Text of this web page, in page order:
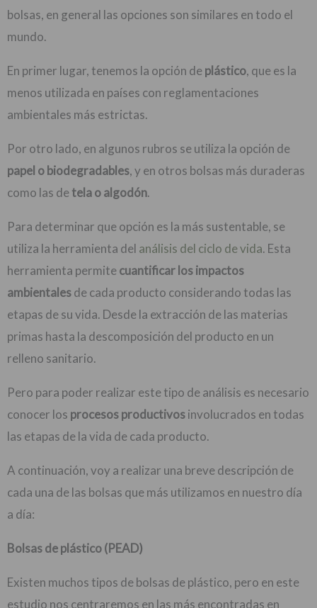
bolsas, en general las opciones son similares en todo el
mundo.
En primer lugar, tenemos la opción deplástico, que es la
menos utilizada en países con reglamentaciones
ambientales más estrictas.
Por otro lado, en algunos rubros se utiliza la opción de
papel o biodegradables, y en otros bolsas más duraderas
como las detela o algodón.
Para determinar que opción es la más sustentable, se
utiliza la herramienta del análisis del ciclo de vida. Esta
herramienta permitecuantificar los impactos
ambientalesde cada producto considerando todas las
etapas de su vida. Desde la extracción de las materias
primas hasta la descomposición del producto en un
relleno sanitario.
Pero para poder realizar este tipo de análisis es necesario
conocer los procesos productivosinvolucrados en todas
las etapas de la vida de cada producto.
A continuación, voy a realizar una breve descripción de
cada una de las bolsas que más utilizamos en nuestro día
a día:
Bolsas de plástico (PEAD)
Existen muchos tipos de bolsas de plástico, pero en este
estudio nos centraremos en las más encontradas en